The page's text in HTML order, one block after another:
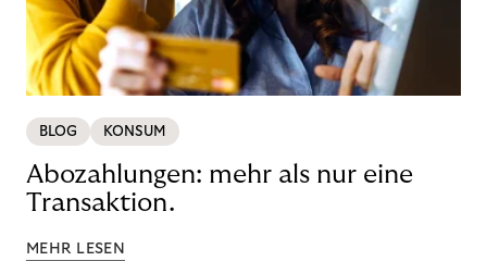
BLOG KONSUM
Abozahlungen: mehr als nur eine
Transaktion.
MEHR LESEN